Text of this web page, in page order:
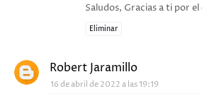
Saludos, Gracias a ti por
Eliminar
Robert Jaramillo
16 de abril de 2022 a las 19:19